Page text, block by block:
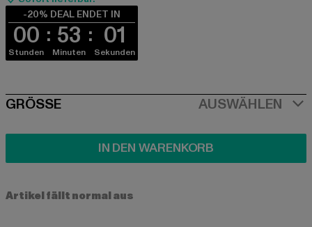
-20% DEAL ENDET IN
00
Stunden
53
Minuten
01
Sekunden
SIZE
GRÖSSE AUSWÄHLEN
IN DEN WARENKORB
Artikel fällt normal aus